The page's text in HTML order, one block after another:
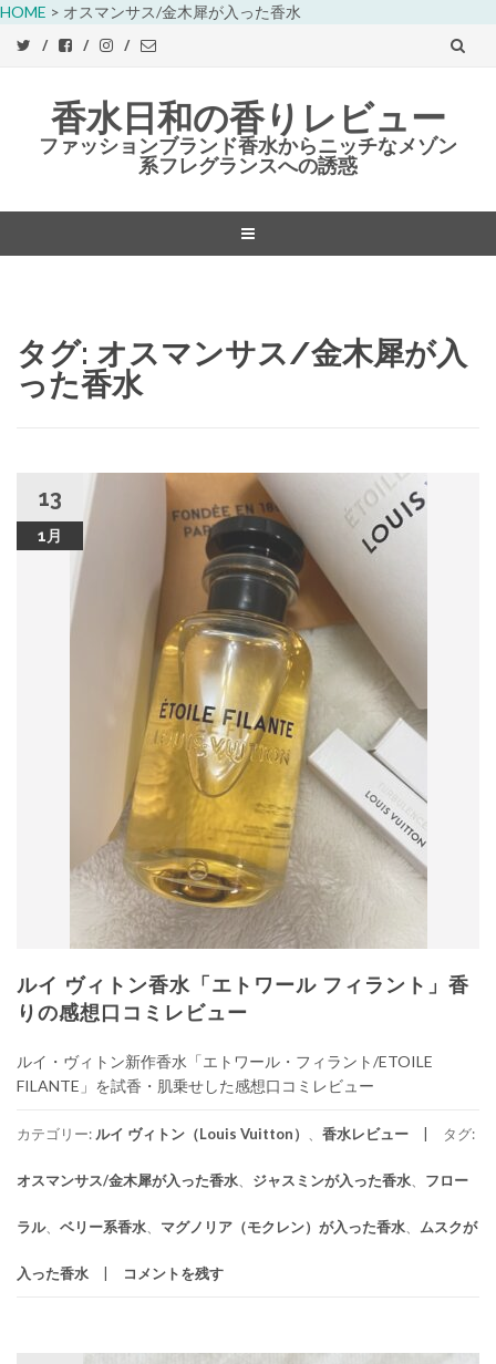
HOME > オスマンサス/金木犀が入った香水
香水日和の香りレビュー
ファッションブランド香水からニッチなメゾン
系フレグランスへの誘惑
タグ: オスマンサス/金木犀が入
った香水
13
1月
ルイ ヴィトン香水「エトワール フィラント」香
りの感想口コミレビュー
ルイ・ヴィトン新作香水「エトワール・フィラント/ETOILE
FILANTE」を試香・肌乗せした感想口コミレビュー
カテゴリー: ルイ ヴィトン（Louis Vuitton） 香水レビュー タグ:
オスマンサス/金木犀が入った香水 ジャスミンが入った香水 フロー
ラル、 ベリー系香水 マグノリア（モクレン）が入った香水 ムスクが
入った香水 コメントを残す